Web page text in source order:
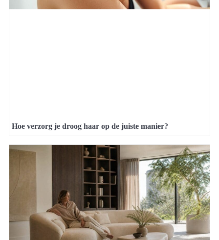
Hoe verzorg je droog haar op de juiste manier?